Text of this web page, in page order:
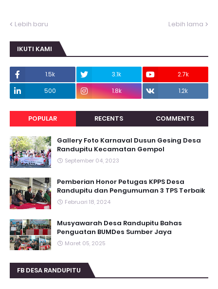
Lebih baru Lebih lama
IKUTI KAMI
1.5k 3.1k
2.7k
500
1.8k 1.2k
POPULAR RECENTS COMMENTS
Gallery Foto Karnaval Dusun Gesing Desa
Randupitu Kecamatan Gempol
September 04, 2023
Pemberian Honor Petugas KPPS Desa
Randupitu dan Pengumuman 3 TPS Terbaik
Februari 18, 2024
Musyawarah Desa Randupitu Bahas
Penguatan BUMDes Sumber Jaya
Maret 05, 2025
FB DESA RANDUPITU